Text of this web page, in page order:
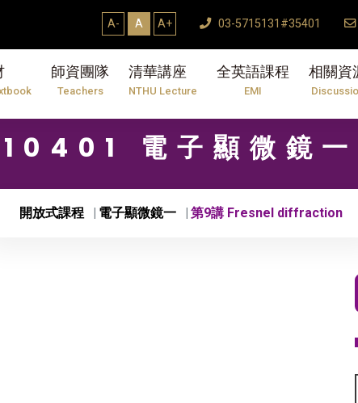
A- A A+ 03-5715131#35401
師資團隊
Teachers
清華講座
NTHU Lecture
全英語課程
EMI
相關資
10401 電子顯微鏡一
開放式課程 電子顯微鏡一 第9講 Fresnel diffraction